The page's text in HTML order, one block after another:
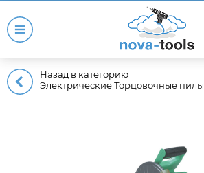
Назад в категорию
Электрические Торцовочные пилы